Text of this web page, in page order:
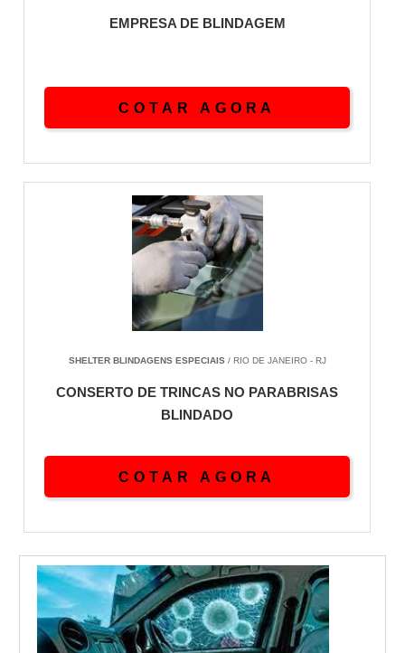
EMPRESA DE BLINDAGEM
COTAR AGORA
SHELTER BLINDAGENS ESPECIAIS/ RIO DE JANEIRO - RJ
CONSERTO DE TRINCAS NO PARABRISAS
BLINDADO
COTAR AGORA